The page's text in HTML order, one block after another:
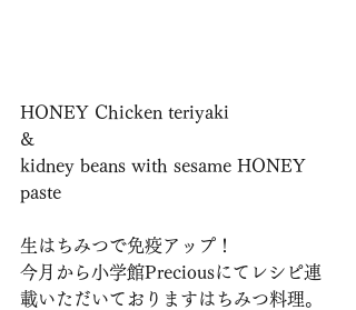
HONEY Chicken teriyaki
&
kidney beans with sesame HONEY
paste
生はちみつで免疫アップ！
今月から小学館Preciousにてレシピ連
載いただいておりますはちみつ料理。